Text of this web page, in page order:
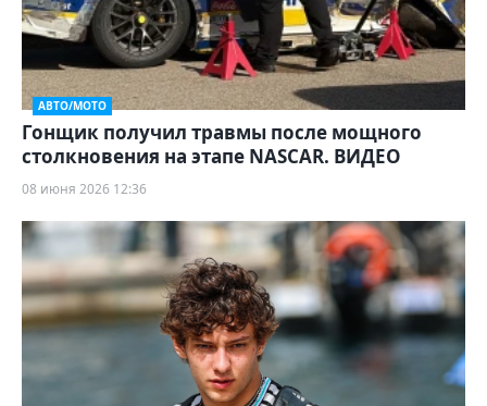
АВТО/МОТО
Гонщик получил травмы после мощного
столкновения на этапе NASCAR. ВИДЕО
08 июня 2026 12:36